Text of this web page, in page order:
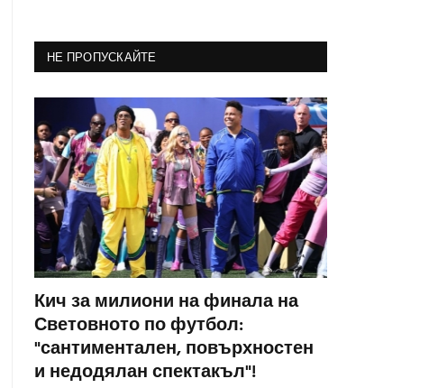
НЕ ПРОПУСКАЙТЕ
Кич за милиони на финала на
Световното по футбол:
"сантиментален, повърхностен
и недодялан спектакъл"!